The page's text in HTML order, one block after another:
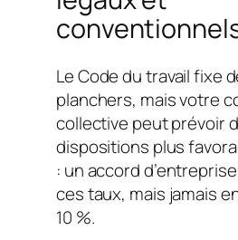
Le Code du travail fixe
planchers, mais votre
collective peut prévoir
dispositions plus
: un accord
ces taux, mais jamais
10 %.